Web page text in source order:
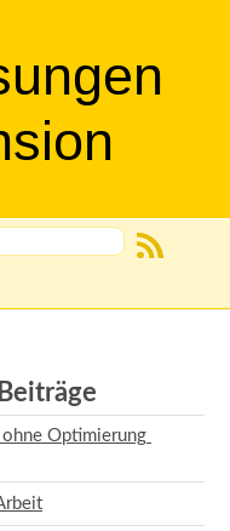
Optimierung